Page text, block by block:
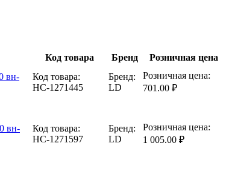
Код товара Бренд Розничная цена
вн-
Код товара:
НС-1271445
Бренд:
LD
Розничная цена:
701.00 ₽
вн-
Код товара:
НС-1271597
Бренд:
LD
Розничная цена:
1 005.00 ₽